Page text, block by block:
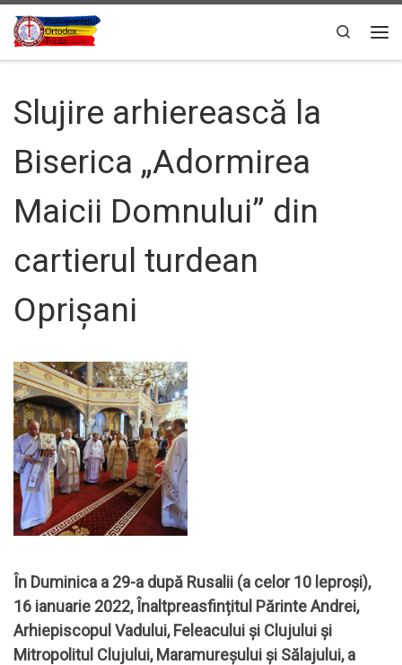
Sari la conținut
Search
Slujire arhierească la
Biserica „Adormirea
Maicii Domnului” din
cartierul turdean
Oprișani
În Duminica a 29-a după Rusalii (a celor 10 leproși),
16 ianuarie 2022, Înaltpreasfințitul Părinte Andrei,
Arhiepiscopul Vadului, Feleacului și Clujului și
Mitropolitul Clujului, Maramureșului și Sălajului, a